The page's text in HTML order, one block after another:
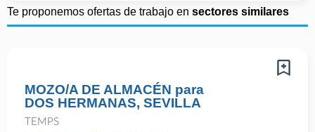
Te proponemos ofertas de trabajo en sectores similares
MOZO/A DE ALMACÉN para
DOS HERMANAS, SEVILLA
TEMPS